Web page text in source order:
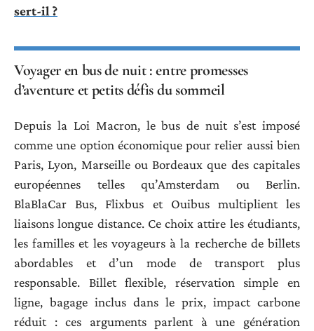
sert-il ?
Voyager en bus de nuit : entre promesses
d’aventure et petits défis du sommeil
Depuis la Loi Macron, le bus de nuit s’est imposé
comme une option économique pour relier aussi bien
Paris, Lyon, Marseille ou Bordeaux que des capitales
européennes telles qu’Amsterdam ou Berlin.
BlaBlaCar Bus, Flixbus et Ouibus multiplient les
liaisons longue distance. Ce choix attire les étudiants,
les familles et les voyageurs à la recherche de billets
abordables et d’un mode de transport plus
responsable. Billet flexible, réservation simple en
ligne, bagage inclus dans le prix, impact carbone
réduit : ces arguments parlent à une génération